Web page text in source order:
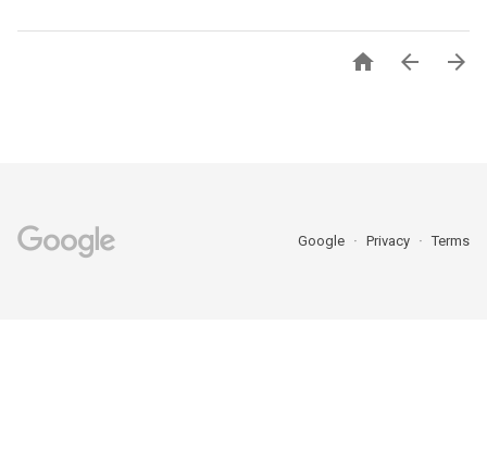
  
Google Privacy Terms